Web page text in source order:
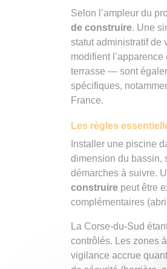
Selon l’ampleur du
de construire. Une
statut administratif de
modifient
terrasse — sont
spécifiques,
France.
Les règles
Installer une piscine
dimension du bassin,
démarches à suivre.
construire peut être
complémentaires
La Corse-du-Sud
contrôlés. Les zones
vigilance accrue